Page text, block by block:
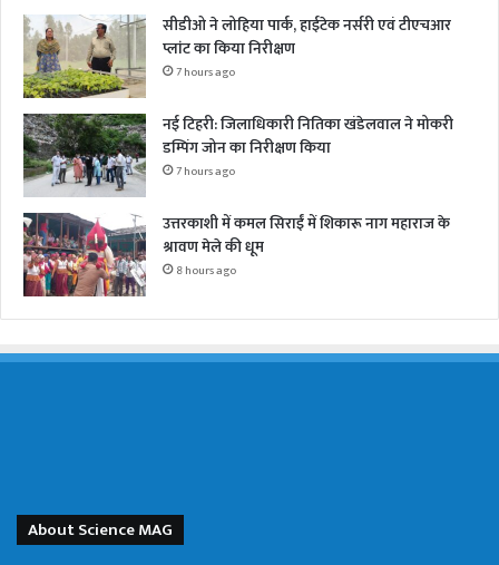
सीडीओ ने लोहिया पार्क, हाईटेक नर्सरी एवं टीएचआर
प्लांट का किया निरीक्षण
7 hours ago
नई टिहरी: जिलाधिकारी नितिका खंडेलवाल ने मोकरी
डम्पिंग जोन का निरीक्षण किया
7 hours ago
उत्तरकाशी में कमल सिराईं में शिकारू नाग महाराज के
श्रावण मेले की धूम
8 hours ago
About Science MAG